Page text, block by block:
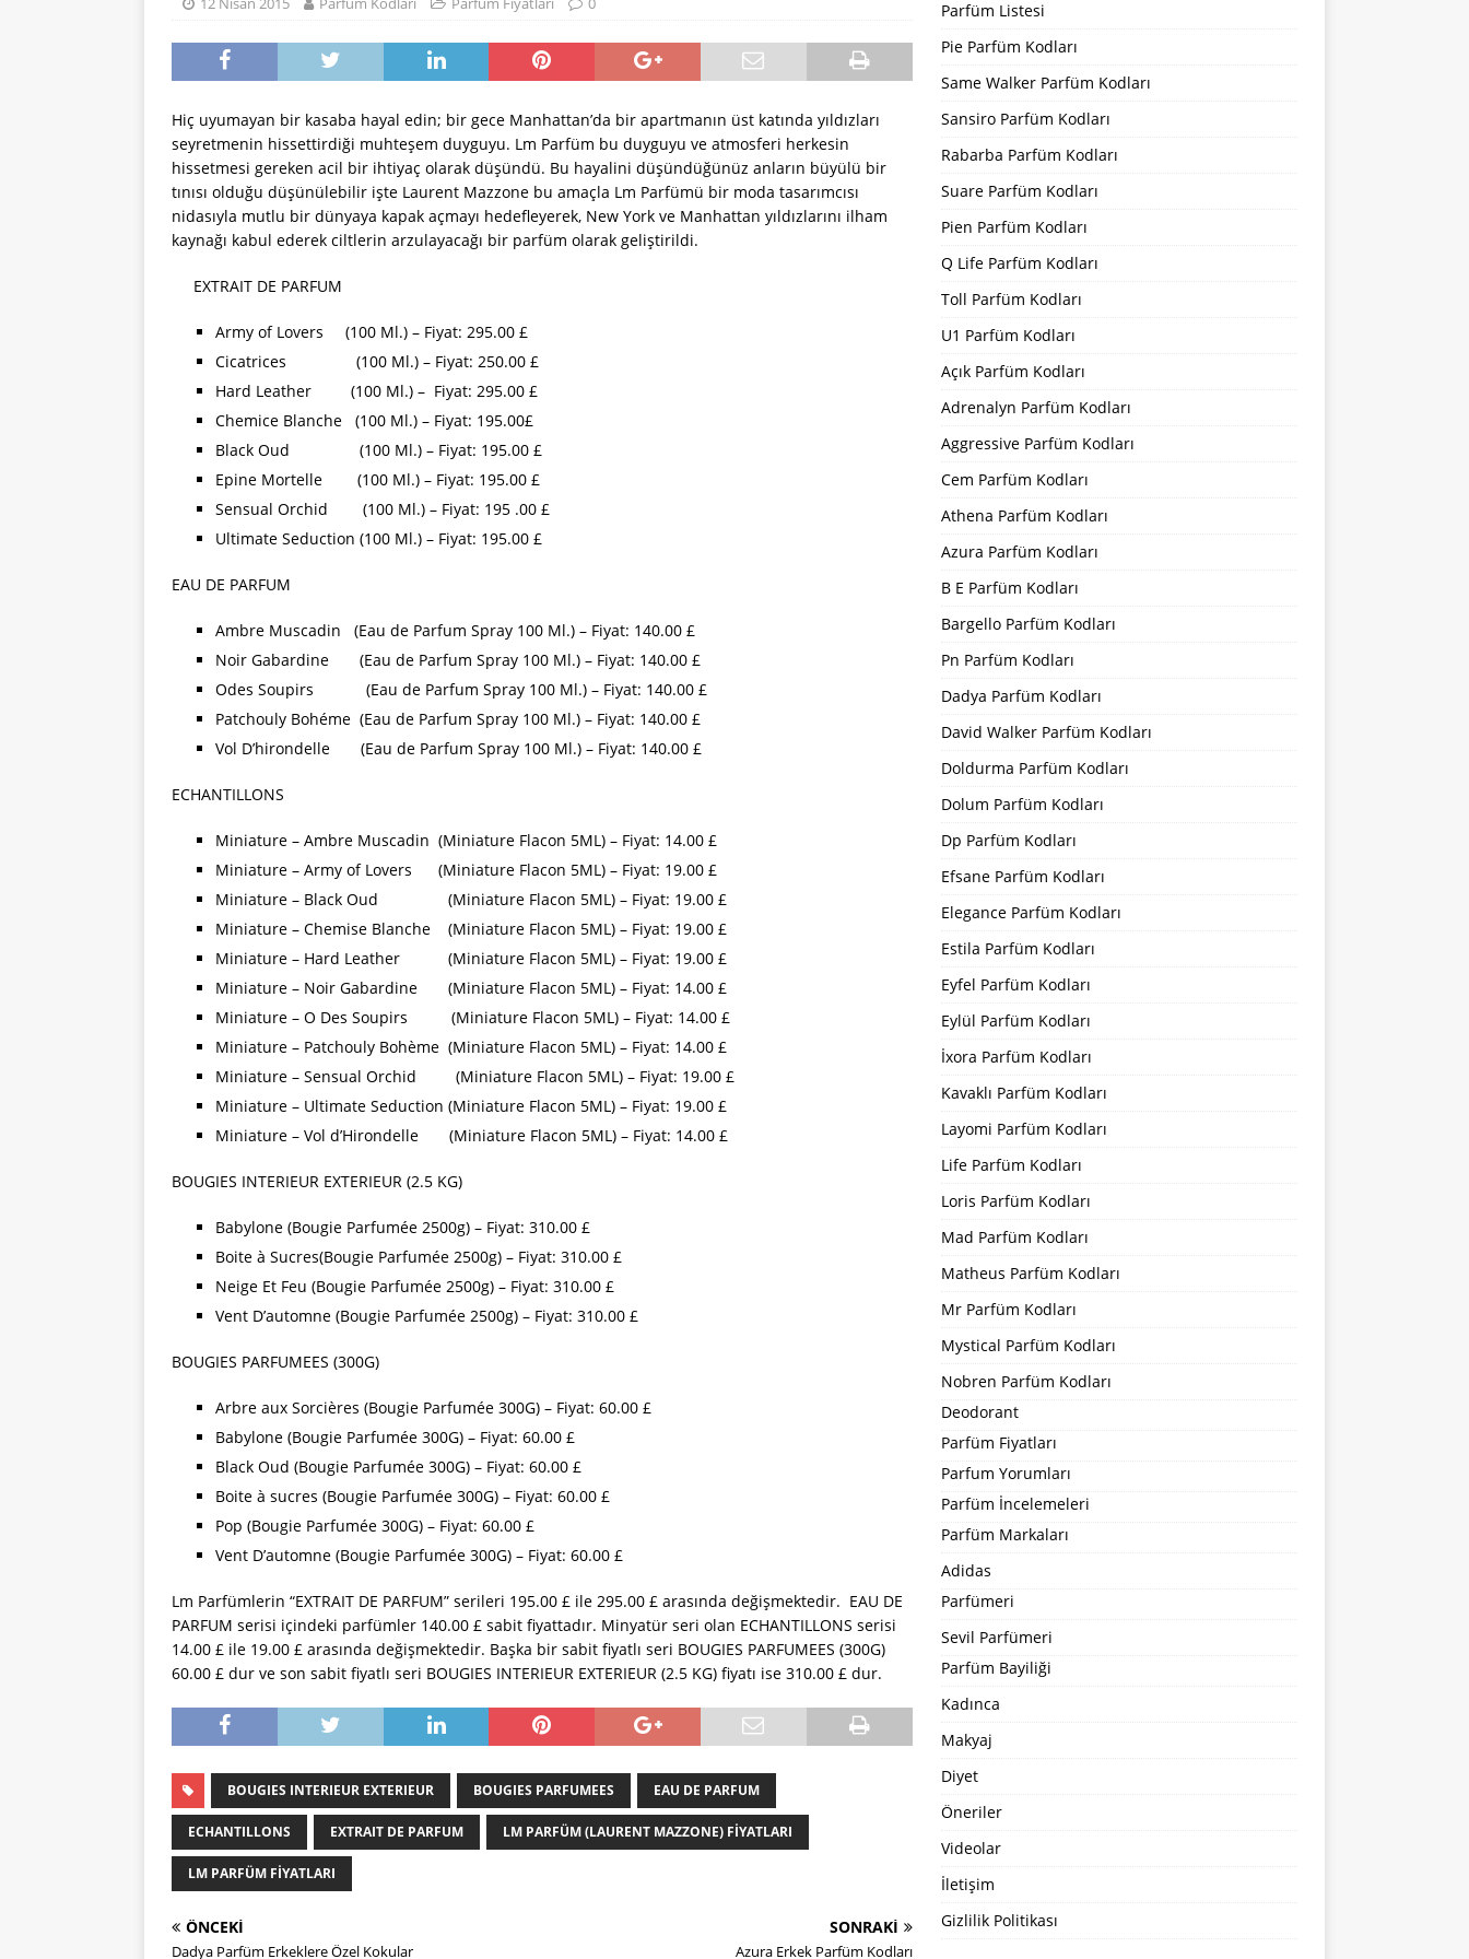
[ 31 Temmuz 2025 ]
Dp Parfüm Kodları 2025 DP PARFÜM KODLARI
Hiç uyumayan bir kasaba hayal edin; bir gece Manhattan’da bir apartmanın üst katında yıldızları
seyretmenin hissettirdiği muhteşem duyguyu. Lm Parfüm bu duyguyu ve atmosferi herkesin
hissetmesi gereken acil bir ihtiyaç olarak düşündü. Bu hayalini düşündüğünüz anların büyülü bir
tınısı olduğu düşünülebilir işte Laurent Mazzone bu amaçla Lm Parfümü bir moda tasarımcısı
nidasıyla mutlu bir dünyaya kapak açmayı hedefleyerek, New York ve Manhattan yıldızlarını ilham
kaynağı kabul ederek ciltlerin arzulayacağı bir parfüm olarak geliştirildi.
EXTRAIT DE PARFUM
Army of Lovers (100 Ml.) – Fiyat: 295.00 £
Cicatrices (100 Ml.) – Fiyat: 250.00 £
Hard Leather (100 Ml.) – Fiyat: 295.00 £
Chemice Blanche (100 Ml.) – Fiyat: 195.00£
Black Oud (100 Ml.) – Fiyat: 195.00 £
Epine Mortelle (100 Ml.) – Fiyat: 195.00 £
Sensual Orchid (100 Ml.) – Fiyat: 195 .00 £
Ultimate Seduction (100 Ml.) – Fiyat: 195.00 £
EAU DE PARFUM
Ambre Muscadin (Eau de Parfum Spray 100 Ml.) – Fiyat: 140.00 £
Noir Gabardine (Eau de Parfum Spray 100 Ml.) – Fiyat: 140.00 £
Odes Soupirs (Eau de Parfum Spray 100 Ml.) – Fiyat: 140.00 £
Patchouly Bohéme (Eau de Parfum Spray 100 Ml.) – Fiyat: 140.00 £
Vol D’hirondelle (Eau de Parfum Spray 100 Ml.) – Fiyat: 140.00 £
ECHANTILLONS
Miniature – Ambre Muscadin (Miniature Flacon 5ML) – Fiyat: 14.00 £
Miniature – Army of Lovers (Miniature Flacon 5ML) – Fiyat: 19.00 £
Miniature – Black Oud (Miniature Flacon 5ML) – Fiyat: 19.00 £
Miniature – Chemise Blanche (Miniature Flacon 5ML) – Fiyat: 19.00 £
Miniature – Hard Leather (Miniature Flacon 5ML) – Fiyat: 19.00 £
Miniature – Noir Gabardine (Miniature Flacon 5ML) – Fiyat: 14.00 £
Miniature – O Des Soupirs (Miniature Flacon 5ML) – Fiyat: 14.00 £
Miniature – Patchouly Bohème (Miniature Flacon 5ML) – Fiyat: 14.00 £
Miniature – Sensual Orchid (Miniature Flacon 5ML) – Fiyat: 19.00 £
Miniature – Ultimate Seduction (Miniature Flacon 5ML) – Fiyat: 19.00 £
Miniature – Vol d’Hirondelle (Miniature Flacon 5ML) – Fiyat: 14.00 £
BOUGIES INTERIEUR EXTERIEUR (2.5 KG)
Babylone (Bougie Parfumée 2500g) – Fiyat: 310.00 £
Boite à Sucres(Bougie Parfumée 2500g) – Fiyat: 310.00 £
Neige Et Feu (Bougie Parfumée 2500g) – Fiyat: 310.00 £
Vent D’automne (Bougie Parfumée 2500g) – Fiyat: 310.00 £
BOUGIES PARFUMEES (300G)
Arbre aux Sorcières (Bougie Parfumée 300G) – Fiyat: 60.00 £
Babylone (Bougie Parfumée 300G) – Fiyat: 60.00 £
Black Oud (Bougie Parfumée 300G) – Fiyat: 60.00 £
Boite à sucres (Bougie Parfumée 300G) – Fiyat: 60.00 £
Pop (Bougie Parfumée 300G) – Fiyat: 60.00 £
Vent D’automne (Bougie Parfumée 300G) – Fiyat: 60.00 £
Lm Parfümlerin “EXTRAIT DE PARFUM” serileri 195.00 £ ile 295.00 £ arasında değişmektedir. EAU DE
PARFUM serisi içindeki parfümler 140.00 £ sabit fiyattadır. Minyatür seri olan ECHANTILLONS serisi
14.00 £ ile 19.00 £ arasında değişmektedir. Başka bir sabit fiyatlı seri BOUGIES PARFUMEES (300G)
60.00 £ dur ve son sabit fiyatlı seri BOUGIES INTERIEUR EXTERIEUR (2.5 KG) fiyatı ise 310.00 £ dur.
BOUGIES INTERIEUR EXTERIEUR BOUGIES PARFUMEES EAU DE PARFUM
ECHANTILLONS EXTRAIT DE PARFUM LM PARFÜM (LAURENT MAZZONE) FIYATLARI
LM PARFÜM FIYATLARI
ÖNCEKI
Dadya Parfüm Erkeklere Özel Kokular
SONRAKI
Azura Erkek Parfüm Kodları
Parfüm Listesi
Pie Parfüm Kodları
Same Walker Parfüm Kodları
Sansiro Parfüm Kodları
Rabarba Parfüm Kodları
Suare Parfüm Kodları
Pien Parfüm Kodları
Q Life Parfüm Kodları
Toll Parfüm Kodları
U1 Parfüm Kodları
Açık Parfüm Kodları
Adrenalyn Parfüm Kodları
Aggressive Parfüm Kodları
Cem Parfüm Kodları
Athena Parfüm Kodları
Azura Parfüm Kodları
B E Parfüm Kodları
Bargello Parfüm Kodları
Pn Parfüm Kodları
Dadya Parfüm Kodları
David Walker Parfüm Kodları
Doldurma Parfüm Kodları
Dolum Parfüm Kodları
Dp Parfüm Kodları
Efsane Parfüm Kodları
Elegance Parfüm Kodları
Estila Parfüm Kodları
Eyfel Parfüm Kodları
Eylül Parfüm Kodları
İxora Parfüm Kodları
Kavaklı Parfüm Kodları
Layomi Parfüm Kodları
Life Parfüm Kodları
Loris Parfüm Kodları
Mad Parfüm Kodları
Matheus Parfüm Kodları
Mr Parfüm Kodları
Mystical Parfüm Kodları
Nobren Parfüm Kodları
Deodorant
Parfüm Fiyatları
Parfum Yorumları
Parfüm İncelemeleri
Parfüm Markaları
Adidas
Parfümeri
Sevil Parfümeri
Parfüm Bayiliği
Kadınca
Makyaj
Diyet
Öneriler
Videolar
İletişim
Gizlilik Politikası